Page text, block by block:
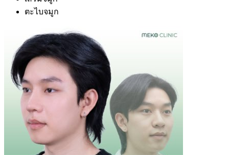
ตะไบจมูก